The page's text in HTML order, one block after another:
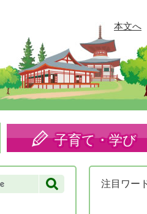
本文へ
子育て・学び
注目 ワー